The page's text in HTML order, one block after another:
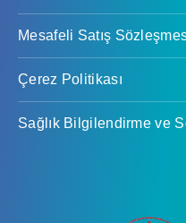
Mesafeli Satış
Çerez Politikası
Sağlık Bilgilendirme ve